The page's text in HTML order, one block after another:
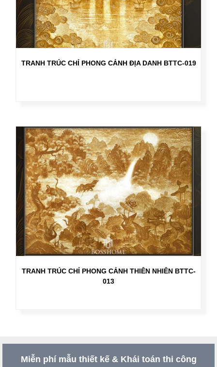
TRANH TRÚC CHỈ PHONG CẢNH ĐỊA DANH BTTC-019
TRANH TRÚC CHỈ PHONG CẢNH THIÊN NHIÊN BTTC-
013
Miễn phí mẫu thiết kế & Khái toán thi công